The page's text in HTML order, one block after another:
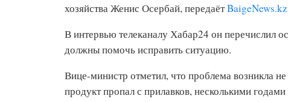
хозяйства Женис Осербай, передаётBaigeNews.kz
В интервью телеканалу Хабар24 он перечислил
должны помочь исправить ситуацию.
Вице-министр отметил, что проблема возникла
продукт пропал с прилавков, несколькими годами